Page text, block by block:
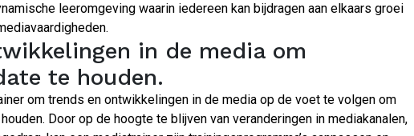
leeromgeving waarin iedereen kan bijdragen aan elkaars groei
in de media om
te houden.
om trends en ontwikkelingen in de media op de voet te volgen om
Door op de hoogte te blijven van veranderingen in mediakanalen,